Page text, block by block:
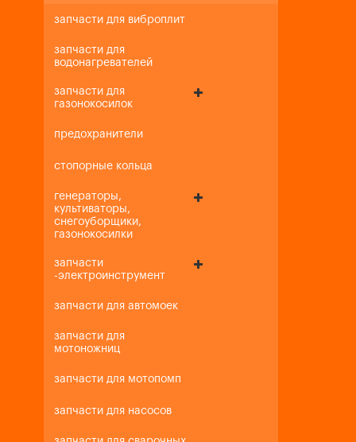
запчасти для виброплит
запчасти для
водонагревателей
запчасти для
газонокосилок
предохранители
стопорные кольца
генераторы,
культиваторы,
снегоуборщики,
газонокосилки
запчасти
-электроинструмент
запчасти для автомоек
запчасти для
мотоножниц
запчасти для мотопомп
запчасти для насосов